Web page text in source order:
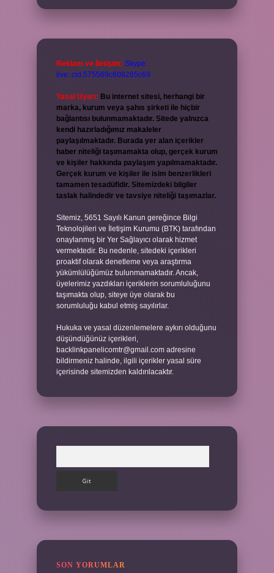
Reklam ve İletişim: Skype:
live:.cid.575569c608265c69
Yasal Uyarı: Bu internet sitesi, herhangi bir
marka, kurum veya şahıs şirketi ile hiçbir
bağlantısı bulunmamaktadır. Sitede yalnızca
kendi hazırladığımız makaleler
paylaşılmaktadır. Burada yer alan içerikler
haber niteliği taşımamakta olup, gerçek kurum
ve kişiler hakkında paylaşım yapılmamaktadır.
Gerçek kurum ve kişiler ile isim benzerlikleri
tamamen tesadüfidir. Sitemizdeki bilgiler
taslak halindedir ve tavsiye niteliği taşımazlar.
Sitemiz, 5651 Sayılı Kanun gereğince Bilgi
Teknolojileri ve İletişim Kurumu (BTK) tarafından
onaylanmış bir Yer Sağlayıcı olarak hizmet
vermektedir. Bu nedenle, sitedeki içerikleri
proaktif olarak denetleme veya araştırma
yükümlülüğümüz bulunmamaktadır. Ancak,
üyelerimiz yazdıkları içeriklerin sorumluluğunu
taşımakta olup, siteye üye olarak bu
sorumluluğu kabul etmiş sayılırlar.
Hukuka ve yasal düzenlemelere aykırı olduğunu
düşündüğünüz içerikleri,
backlinkpanelicomtr@gmail.com adresine
bildirmeniz halinde, ilgili içerikler yasal süre
içerisinde sitemizden kaldırılacaktır.
SON YORUMLAR